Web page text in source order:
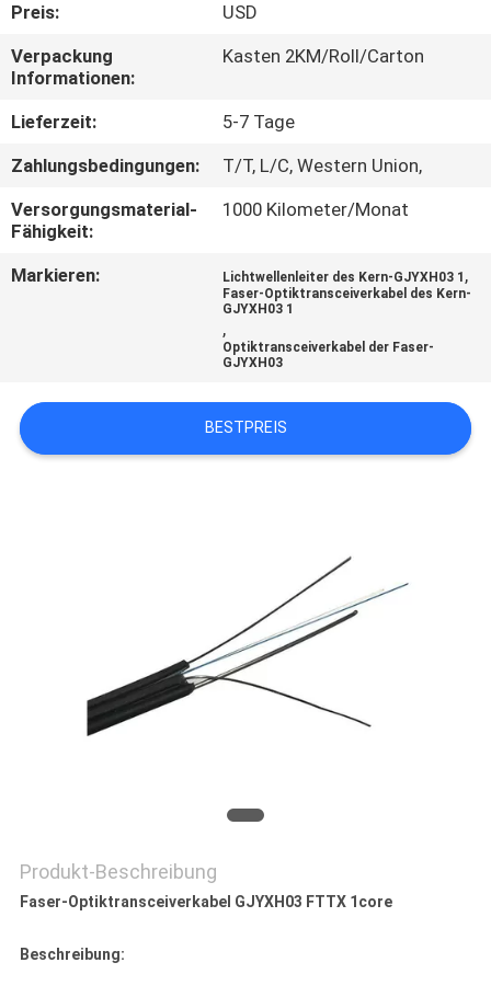
QUALITÄTSKONTROLLE
TRETEN
SIE
UNS
IN
FÄLLE
Preis:
USD
Verpackung
Informationen:
Kasten 2KM/Roll/Carton
Lieferzeit:
5-7 Tage
Zahlungsbedingungen:
T/T, L/C, Western Union,
Versorgungsmaterial-
Fähigkeit:
1000 Kilometer/Monat
Markieren: Lichtwellenleiter des Kern-GJYXH03 1 ,
Faser-Optiktransceiverkabel des Kern-
GJYXH03 1
,
Optiktransceiverkabel der Faser-
GJYXH03
BESTPREIS
Produkt-Beschreibung
Faser-Optiktransceiverkabel GJYXH03 FTTX 1core
Beschreibung: